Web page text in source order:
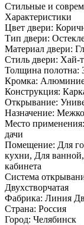
Стильные и
Характеристики
Цвет двери:
Тип двери:
Материал двери:
Стиль двери: Хай-
Толщина полотна:
Кромка:
Конструкция:
Открывание:
Назначение:
Место
дачи
Помещение: Для
кухни, Для
кабинета
Система
Двухстворчатая
Фабрика: Линия
Страна: Россия
Город: Челябинск